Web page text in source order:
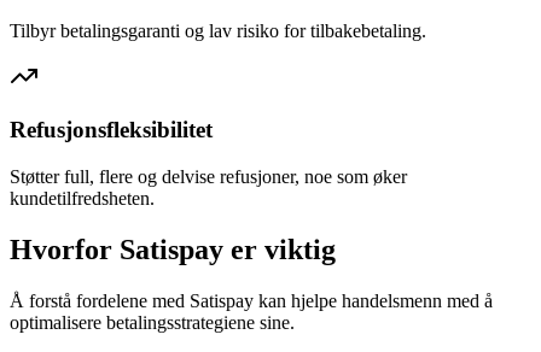
Tilbyr betalingsgaranti og lav risiko for tilbakebetaling.
Refusjonsfleksibilitet
Støtter full, flere og delvise refusjoner, noe som øker
kundetilfredsheten.
Hvorfor Satispay er viktig
Å forstå fordelene med Satispay kan hjelpe handelsmenn med å
optimalisere betalingsstrategiene sine.